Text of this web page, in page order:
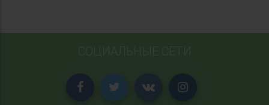
СОЦИАЛЬНЫЕ СЕТИ